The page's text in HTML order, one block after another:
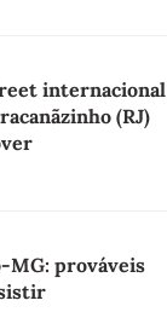
internacional
(RJ)
MG: prováveis